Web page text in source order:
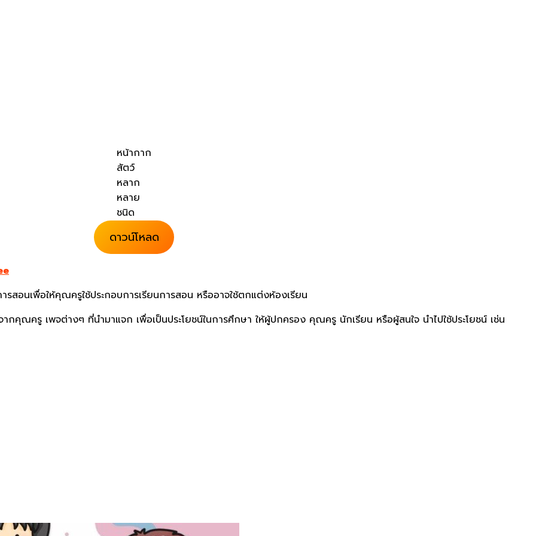
หน้ากาก
สัตว์
หลาก
หลาย
ชนิด
ดาวน์โหลด
รสอนเพื่อให้คุณครูใช้ประกอบการเรียนการสอน หรืออาจใช้ตกแต่งห้องเรียน
กคุณครู เพจต่างๆ ที่นำมาแจก เพื่อเป็นประโยชน์ในการศึกษา ให้ผู้ปกครอง คุณครู นักเรียน หรือผู้สนใจ นำไปใช้ประโยชน์ เช่น